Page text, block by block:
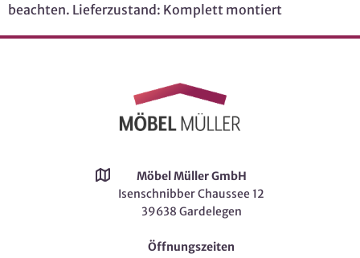
beachten. Lieferzustand: Komplett montiert
Möbel Müller GmbH
Isenschnibber Chaussee 12
39638 Gardelegen
Öffnungszeiten